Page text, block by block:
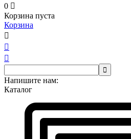
0 
Корзина пуста
Корзина




Напишите нам:
Каталог